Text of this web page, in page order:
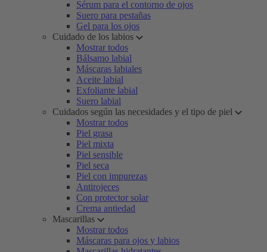
Sérum para el contorno de ojos
Suero para pestañas
Gel para los ojos
Cuidado de los labios
Mostrar todos
Bálsamo labial
Máscaras labiales
Aceite labial
Exfoliante labial
Suero labial
Cuidados según las necesidades y el tipo de piel
Mostrar todos
Piel grasa
Piel mixta
Piel sensible
Piel seca
Piel con impurezas
Antirojeces
Con protector solar
Crema antiedad
Mascarillas
Mostrar todos
Máscaras para ojos y labios